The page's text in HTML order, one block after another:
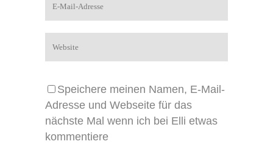
Speichere meinen Namen, E-Mail-
Adresse und Webseite für das
nächste Mal wenn ich bei Elli etwas
kommentiere